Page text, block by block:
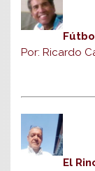
Por: Ricardo
El